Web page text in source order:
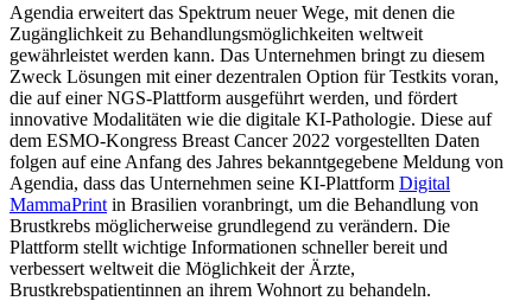
Agendia erweitert das Spektrum neuer Wege, mit denen die
Zugänglichkeit zu Behandlungsmöglichkeiten weltweit
gewährleistet werden kann. Das Unternehmen bringt zu diesem
Zweck Lösungen mit einer dezentralen Option für Testkits voran,
die auf einer NGS-Plattform ausgeführt werden, und fördert
innovative Modalitäten wie die digitale KI-Pathologie. Diese auf
dem ESMO-Kongress Breast Cancer 2022 vorgestellten Daten
folgen auf eine Anfang des Jahres bekanntgegebene Meldung von
Agendia, dass das Unternehmen seine KI-Plattform Digital
MammaPrint in Brasilien voranbringt, um die Behandlung von
Brustkrebs möglicherweise grundlegend zu verändern. Die
Plattform stellt wichtige Informationen schneller bereit und
verbessert weltweit die Möglichkeit der Ärzte,
Brustkrebspatientinnen an ihrem Wohnort zu behandeln.